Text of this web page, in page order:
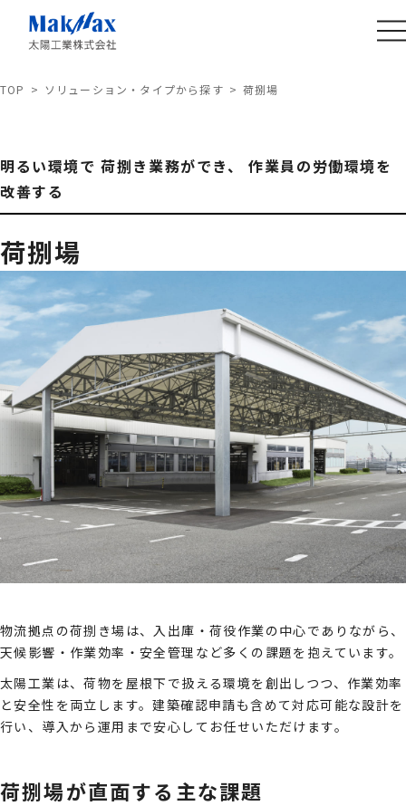
TOP ソリューション・タイプから探す 荷捌場
明るい環境で 荷捌き業務ができ、 作業員の労働環境を
改善する
荷捌場
物流拠点の荷捌き場は、入出庫・荷役作業の中心でありながら、
天候影響・作業効率・安全管理など多くの課題を抱えています。
太陽工業は、荷物を屋根下で扱える環境を創出しつつ、作業効率
と安全性を両立します。建築確認申請も含めて対応可能な設計を
行い、導入から運用まで安心してお任せいただけます。
荷捌場が直面する主な課題